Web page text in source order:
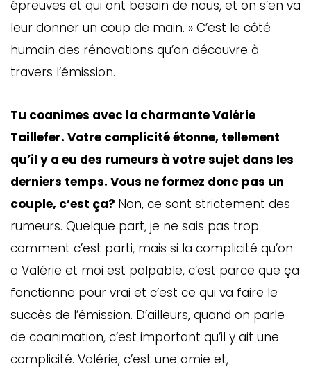
épreuves et qui ont besoin de nous, et on s’en va
leur donner un coup de main. » C’est le côté
humain des rénovations qu’on découvre à
travers l’émission.
Tu coanimes avec la charmante Valérie
Taillefer. Votre complicité étonne, tellement
qu’il y a eu des rumeurs à votre sujet dans les
derniers temps. Vous ne formez donc pas un
couple, c’est ça? Non, ce sont strictement des
rumeurs. Quelque part, je ne sais pas trop
comment c’est parti, mais si la complicité qu’on
a Valérie et moi est palpable, c’est parce que ça
fonctionne pour vrai et c’est ce qui va faire le
succès de l’émission. D’ailleurs, quand on parle
de coanimation, c’est important qu’il y ait une
complicité. Valérie, c’est une amie et,